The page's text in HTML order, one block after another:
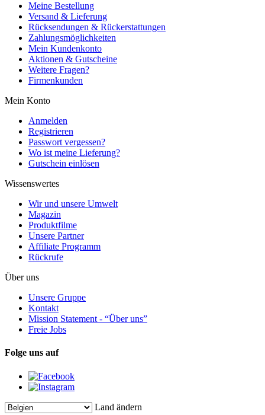
Meine Bestellung
Versand & Lieferung
Rücksendungen & Rückerstattungen
Zahlungsmöglichkeiten
Mein Kundenkonto
Aktionen & Gutscheine
Weitere Fragen?
Firmenkunden
Mein Konto
Anmelden
Registrieren
Passwort vergessen?
Wo ist meine Lieferung?
Gutschein einlösen
Wissenswertes
Wir und unsere Umwelt
Magazin
Produktfilme
Unsere Partner
Affiliate Programm
Rückrufe
Über uns
Unsere Gruppe
Kontakt
Mission Statement - “Über uns”
Freie Jobs
Folge uns auf
Land ändern